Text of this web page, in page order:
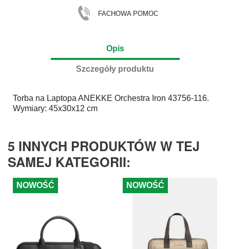
FACHOWA POMOC
Opis
Szczegóły produktu
Torba na Laptopa ANEKKE Orchestra Iron 43756-116.
Wymiary: 45x30x12 cm
5 INNYCH PRODUKTÓW W TEJ
SAMEJ KATEGORII:
NOWOŚĆ NOWOŚĆ